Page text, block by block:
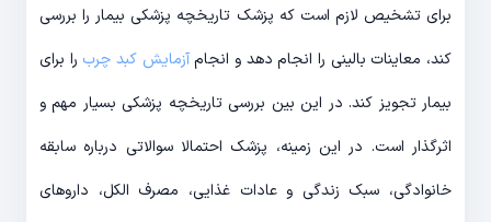
برای تشخیص لازم است که پزشک تاریخچه پزشکی بیمار را بررسی
کند، معاینات بالینی را انجام دهد و انجامآزمایش کبد چرب را برای
بیمار تجویز کند. در این بین بررسی تاریخچه پزشکی بسیار مهم و
اثرگذار است. در این زمینه، پزشک احتمالا سوالاتی درباره سابقه
خانوادگی، سبک زندگی و عادات غذایی، مصرف الکل، داروهای